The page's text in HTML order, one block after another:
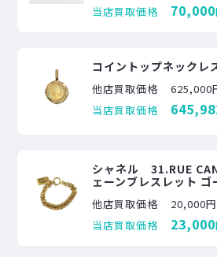
当店買取価格
70,000
コイントップネック
他店買取価格
625,000
当店買取価格
シャネル 31.RUE
ェーンブレスレット ゴ
他店買取価格
20,000円
当店買取価格
23,000